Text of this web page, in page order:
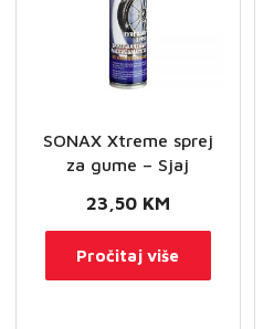
SONAX Xtreme sprej
za gume – Sjaj
23,50 KM
Pročitaj više